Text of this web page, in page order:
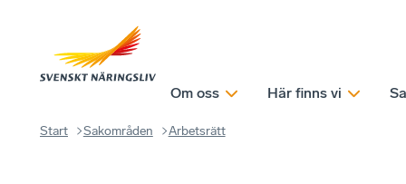
Om oss Här finns vi
Start Sakområden Arbetsrätt